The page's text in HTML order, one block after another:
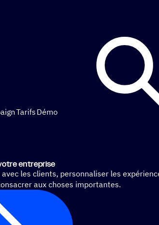
Tarifs Démo
entreprise
les clients, personnaliser les
aux choses importantes.